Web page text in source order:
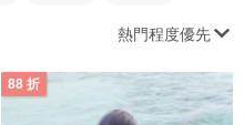
熱門程度優先
88 折